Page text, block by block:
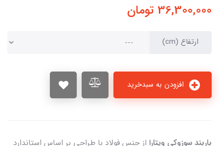
36,300,000 تومان
ارتفاع (cm)
باربند سوزوکی ویتارا از جنس فولاد با طراحی بر اساس استاندارد